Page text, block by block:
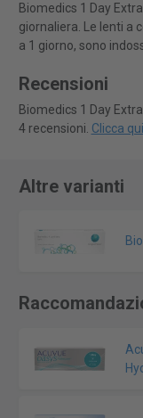
Biomedics 1 Day
giornaliera. Le lenti a
a 1 giorno, sono
Recensioni
Biomedics 1 Day
4 recensioni. Clicca qui
Altre varianti